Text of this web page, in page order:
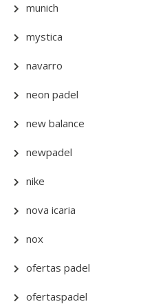
munich
mystica
navarro
neon padel
new balance
newpadel
nike
nova icaria
nox
ofertas padel
ofertaspadel